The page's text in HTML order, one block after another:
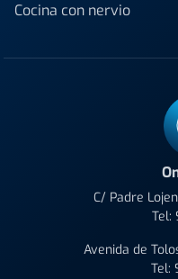
Cocina con nervio
C/ Padre
Tel:
Avenida de
Tel: